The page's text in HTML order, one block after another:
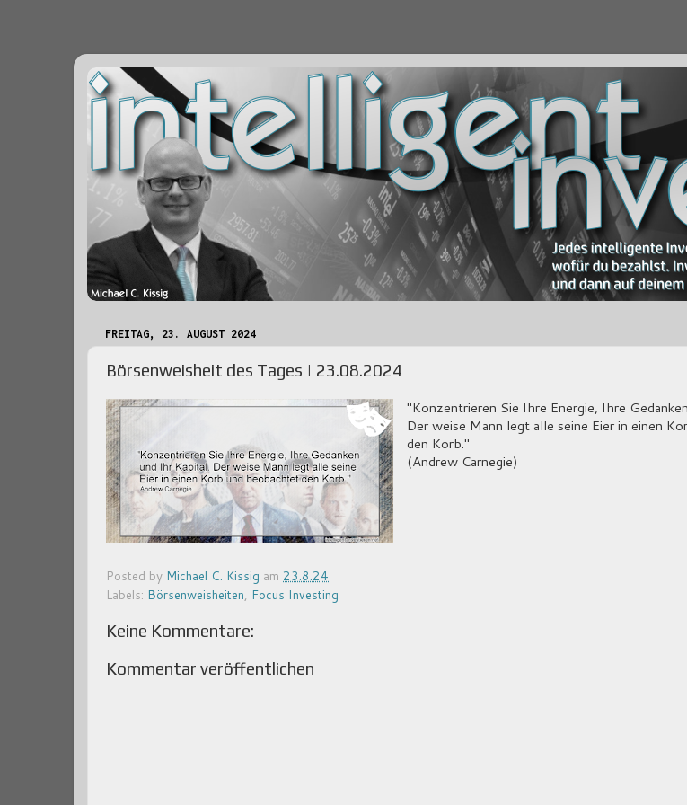
FREITAG, 23. AUGUST 2024
Börsenweisheit des Tages | 23.08.2024
"Konzentrieren Sie Ihre Energie, Ihre
Der weise Mann legt alle seine Eier in einen
den Korb."
(Andrew Carnegie)
Posted by Michael C. Kissig am 23.8.24
Labels: Börsenweisheiten, Focus Investing
Keine Kommentare:
Kommentar veröffentlichen